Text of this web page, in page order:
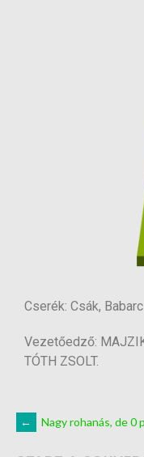
Cserék: Csák,
Vezetőedző:
TÓTH ZSOLT.
← Nagy rohanás, de 0